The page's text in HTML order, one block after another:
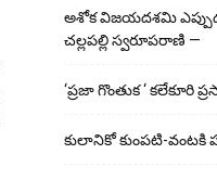
అశోక విజ‌య‌ద‌శ‌మి
చల్లపల్లి స్వరూపరాణి —
‘ప్రజా గొంతుక ‘ కలేకూరి
కులానికో కుంప‌టి-వంట‌కి